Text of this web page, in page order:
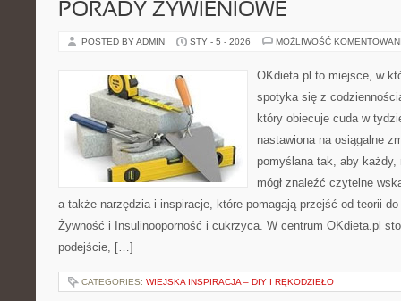
PORADY ŻYWIENIOWE
POSTED BY ADMIN STY - 5 - 2026 MOŻLIWOŚĆ
OKdieta.pl to miejsce, w
spotyka się z
który obiecuje cuda w
nastawiona na osiągalne
pomyślana tak, aby
mógł znaleźć czytelne
a także narzędzia i inspiracje, które pomagają przejść od teorii
Żywność i Insulinooporność i cukrzyca. W centrum OKdieta.pl
podejście, […]
CATEGORIES: WIEJSKA INSPIRACJA – DIY I RĘKODZIEŁO